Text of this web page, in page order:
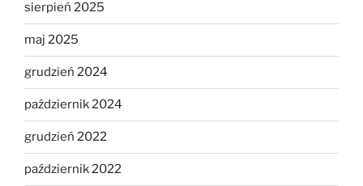
sierpień 2025
maj 2025
grudzień 2024
październik 2024
grudzień 2022
październik 2022